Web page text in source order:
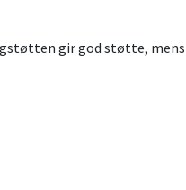
gir god støtte,